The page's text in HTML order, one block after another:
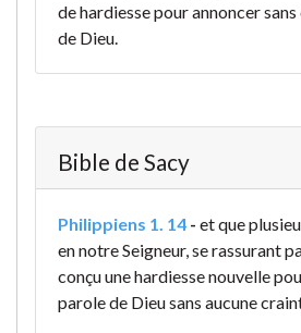
de hardiesse pour annoncer
de Dieu.
Bible de Sacy
Philippiens 1. 14 - et que
en notre Seigneur, se rassurant
conçu une hardiesse nouvelle
parole de Dieu sans aucune